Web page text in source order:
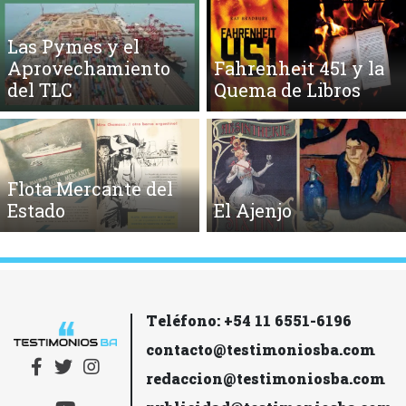
Las Pymes y el
Aprovechamiento
del TLC
Fahrenheit 451 y la
Quema de Libros
Flota Mercante del
Estado
El Ajenjo
Teléfono: +54 11 6551-6196
contacto@testimoniosba.com
redaccion@testimoniosba.com